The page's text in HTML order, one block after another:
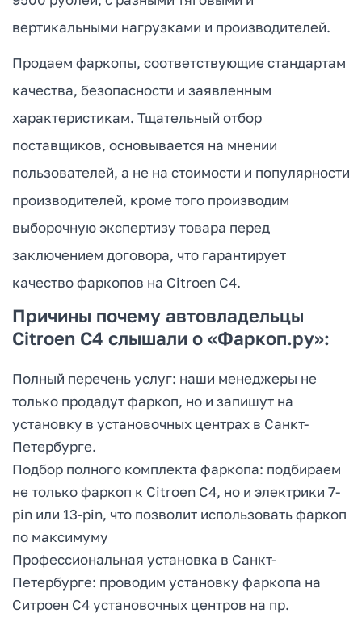
вертикальными нагрузками и производителей.
Продаем фаркопы, соответствующие стандартам
качества, безопасности и заявленным
характеристикам. Тщательный отбор
поставщиков, основывается на мнении
пользователей, а не на стоимости и популярности
производителей, кроме того производим
выборочную экспертизу товара перед
заключением договора, что гарантирует
качество фаркопов на Citroen C4.
Причины почему автовладельцы
Citroen C4 слышали о «Фаркоп.ру»:
Полный перечень услуг: наши менеджеры не
только продадут фаркоп, но и запишут на
установку в установочных центрах в Санкт-
Петербурге.
Подбор полного комплекта фаркопа: подбираем
не только фаркоп к Citroen C4, но и электрики 7-
pin или 13-pin, что позволит использовать фаркоп
по максимуму
Профессиональная установка в Санкт-
Петербурге: проводим установку фаркопа на
Ситроен С4 установочных центров на пр.